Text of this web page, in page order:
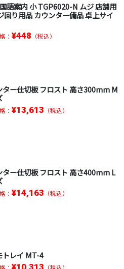
語案内 小 TGP6020-N ムジ 店舗用
回り用品 カウンター備品 卓上サイ
： ¥448 （税込）
ター仕切板 フロスト 高さ300mm M
： ¥13,613 （税込）
ター仕切板 フロスト 高さ400mm L
： ¥14,163 （税込）
トレイ MT-4
¥10,313